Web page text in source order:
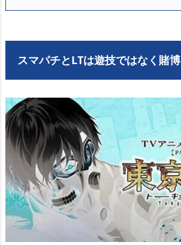
スマパチとLTは遊技ではなく賭博